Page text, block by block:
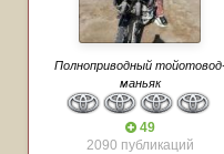
Полноприводный
маньяк
49
2090 публикаций